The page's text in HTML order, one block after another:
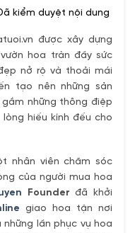
được xây dựng
hoa tràn đầy sức
nở rộ và thoải mái
tạo nên những sản
những thông điệp
hiếu kính đếu cho
nhân viên chăm sóc
của người mua hoa
Founder đã khởi
giao hoa tận nơi
lần phục vụ hoa
kiểm duyệt nội dung